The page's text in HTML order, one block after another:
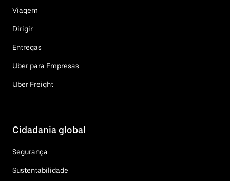
Viagem
Dirigir
Entregas
Uber para Empresas
Uber Freight
Cidadania global
Segurança
Sustentabilidade